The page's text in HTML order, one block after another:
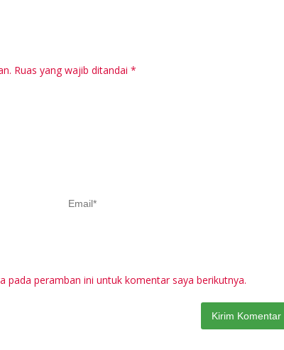
Ruas yang wajib ditandai *
pada peramban ini untuk komentar saya berikutnya.